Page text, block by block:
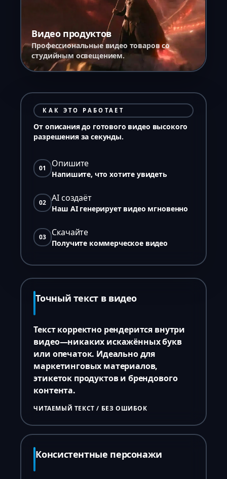
Видео продуктов
Профессиональные видео товаров со
студийным освещением.
КАК ЭТО РАБОТАЕТ
От описания до готового видео высокого
разрешения за секунды.
01 Опишите
Напишите, что хотите увидеть
02 AI создаёт
Наш AI генерирует видео мгновенно
03 Скачайте
Получите коммерческое видео
Точный текст в видео
Текст корректно рендерится внутри
видео—никаких искажённых букв
или опечаток. Идеально для
маркетинговых материалов,
этикеток продуктов и брендового
контента.
ЧИТАЕМЫЙ ТЕКСТ / БЕЗ ОШИБОК
Консистентные персонажи